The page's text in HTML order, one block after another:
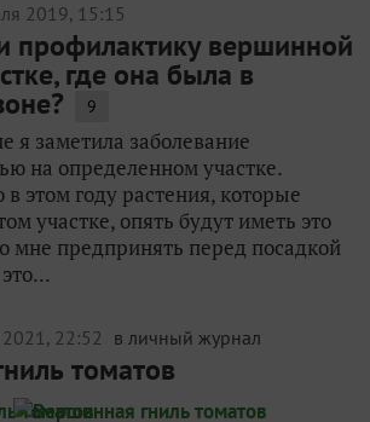
2019, 15:15
профилактику вершинной
где она была в
9
я заметила заболевание
на определенном участке.
этом году растения, которые
участке, опять будут иметь это
мне предпринять перед посадкой
22:52 в личный журнал
томатов